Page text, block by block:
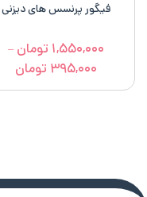
فیگور پرنسس های دیزنی
۱,۵۵۰,۰۰۰ تومان –
۳۹۵,۰۰۰ تومان